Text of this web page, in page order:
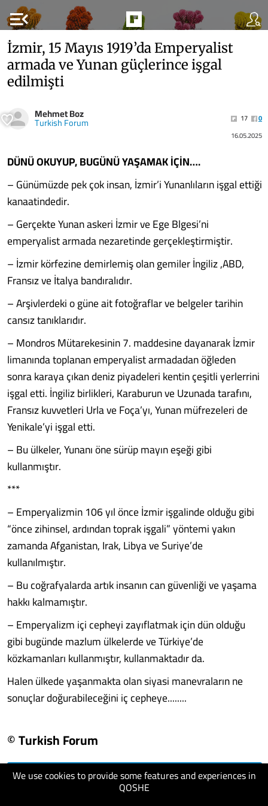
menu_open
We use cookies to provide some features and experiences in
QOSHE
İzmir, 15 Mayıs 1919’da Emperyalist
armada ve Yunan güçlerince işgal
edilmişti
Mehmet Boz
Turkish Forum 17
0
16.05.2025
DÜNÜ OKUYUP, BUGÜNÜ YAŞAMAK İÇİN….
– Günümüzde pek çok insan, İzmir’i Yunanlıların işgal ettiği
kanaatindedir.
– Gerçekte Yunan askeri İzmir ve Ege Blgesi’ni
emperyalist armada nezaretinde gerçekleştirmiştir.
– İzmir körfezine demirlemiş olan gemiler İngiliz ,ABD,
Fransız ve İtalya bandıralıdır.
– Arşivlerdeki o güne ait fotoğraflar ve belgeler tarihin
cansız tanıklarıdır.
– Mondros Mütarekesinin 7. maddesine dayanarak İzmir
limanında toplanan emperyalist armadadan öğleden
sonra karaya çıkan deniz piyadeleri kentin çeşitli yerlerrini
işgal etti. İngiliz birlikleri, Karaburun ve Uzunada tarafını,
Fransız kuvvetleri Urla ve Foça’yı, Yunan müfrezeleri de
Yenikale’yi işgal etti.
– Bu ülkeler, Yunanı öne sürüp mayın eşeği gibi
kullanmıştır.
***
– Emperyalizmin 106 yıl önce İzmir işgalinde olduğu gibi
“önce zihinsel, ardından toprak işgali” yöntemi yakın
zamanda Afganistan, Irak, Libya ve Suriye’de
kullanılmıştır.
– Bu coğrafyalarda artık insanın can güvenliği ve yaşama
hakkı kalmamıştır.
– Emperyalizm içi cepheyi zayıflatmak için dün olduğu
gibi bugünde mazlum ülkelerde ve Türkiye’de
közkamanları kullanmıştır, kullanmaktadır da.
Halen ülkede yaşanmakta olan siyasi manevraların ne
sonuçlar doğurabileceğini iç cepheye........
© Turkish Forum
visit website